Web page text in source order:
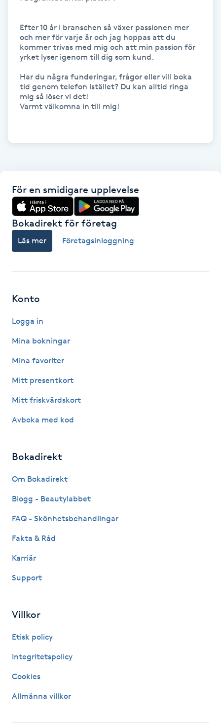
Koppningsmassage
Kosmetisk tatuering
Kostrådgivning
Käkledsbehandling
Kärlbehandling
Laserbehandling
LPG
LPG-massage
Läpptatuering
M
Makeup
Meditation
Efter 10 år i branschen så växer passionen mer
och mer för varje år och jag hoppas att du
kommer trivas med mig och att min passion för
yrket lyser igenom till dig som kund.
Har du några funderingar, frågor eller vill boka
tid genom telefon istället? Du kan alltid ringa
mig så löser vi det!
Varmt välkomna in till mig!
För en smidigare upplevelse
Bokadirekt för företag
Läs mer Företagsinloggning
Konto
Logga in
Mina bokningar
Mina favoriter
Mitt presentkort
Mitt friskvårdskort
Avboka med kod
Bokadirekt
Om Bokadirekt
Blogg - Beautylabbet
FAQ - Skönhetsbehandlingar
Fakta & Råd
Karriär
Support
Villkor
Etisk policy
Integritetspolicy
Cookies
Allmänna villkor